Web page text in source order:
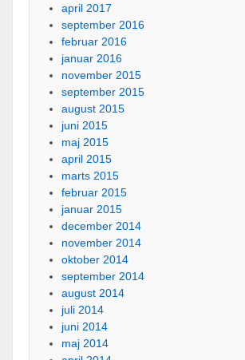
april 2017
september 2016
februar 2016
januar 2016
november 2015
september 2015
august 2015
juni 2015
maj 2015
april 2015
marts 2015
februar 2015
januar 2015
december 2014
november 2014
oktober 2014
september 2014
august 2014
juli 2014
juni 2014
maj 2014